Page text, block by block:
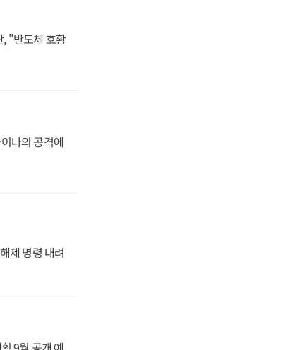
, "반도체 호황
나의 공격에
제 명령 내려